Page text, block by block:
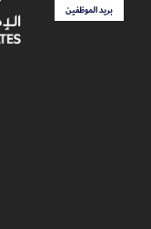
بريد الموظفين